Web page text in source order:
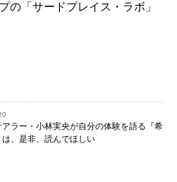
の「サードプレイス・ラボ」
アラー・小林実央が自分の体験を語る『希
は、是非、読んでほしい